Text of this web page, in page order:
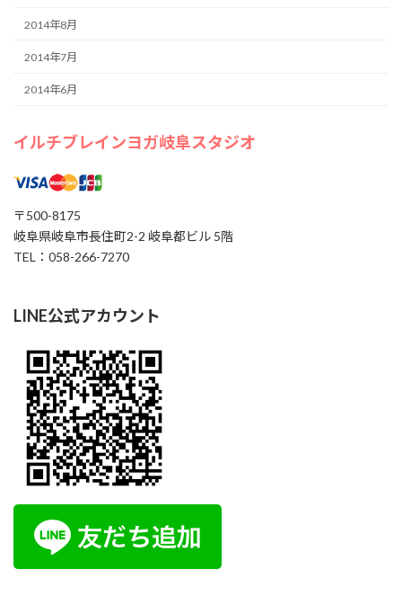
2014年8月
2014年7月
2014年6月
イルチブレインヨガ岐阜スタジオ
〒500-8175
岐阜県岐阜市長住町2-2 岐阜都ビル 5階
TEL：058-266-7270
LINE公式アカウント